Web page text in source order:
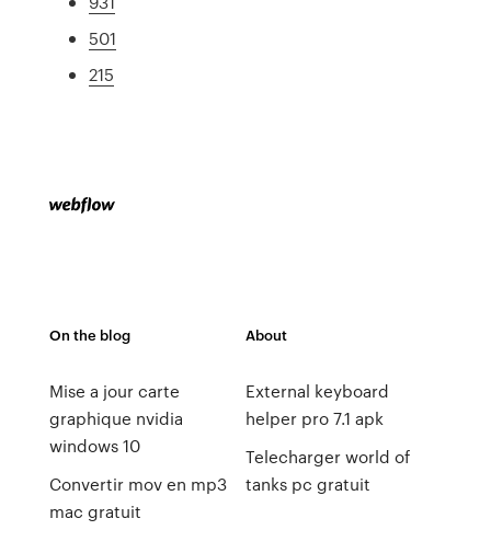
501
215
On the blog
Mise a jour carte
graphique nvidia
windows 10
Convertir mov en mp3
mac gratuit
About
External keyboard
helper pro 7.1 apk
Telecharger world of
tanks pc gratuit